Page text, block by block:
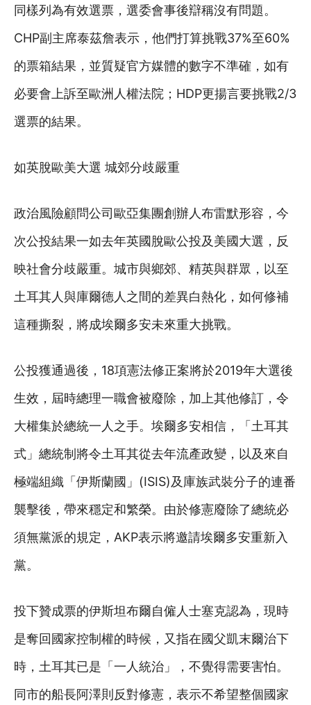
同樣列為有效選票，選委會事後辯稱沒有問題。
CHP副主席泰茲詹表示，他們打算挑戰37%至60%
的票箱結果，並質疑官方媒體的數字不準確，如有
必要會上訴至歐洲人權法院；HDP更揚言要挑戰2/3
選票的結果。
如英脫歐美大選 城郊分歧嚴重
政治風險顧問公司歐亞集團創辦人布雷默形容，今
次公投結果一如去年英國脫歐公投及美國大選，反
映社會分歧嚴重。城市與鄉郊、精英與群眾，以至
土耳其人與庫爾德人之間的差異白熱化，如何修補
這種撕裂，將成埃爾多安未來重大挑戰。
公投獲通過後，18項憲法修正案將於2019年大選後
生效，屆時總理一職會被廢除，加上其他修訂，令
大權集於總統一人之手。埃爾多安相信，「土耳其
式」總統制將令土耳其從去年流產政變，以及來自
極端組織「伊斯蘭國」(ISIS)及庫族武裝分子的連番
襲擊後，帶來穩定和繁榮。由於修憲廢除了總統必
須無黨派的規定，AKP表示將邀請埃爾多安重新入
黨。
投下贊成票的伊斯坦布爾自僱人士塞克認為，現時
是奪回國家控制權的時候，又指在國父凱末爾治下
時，土耳其已是「一人統治」，不覺得需要害怕。
同市的船長阿澤則反對修憲，表示不希望整個國家